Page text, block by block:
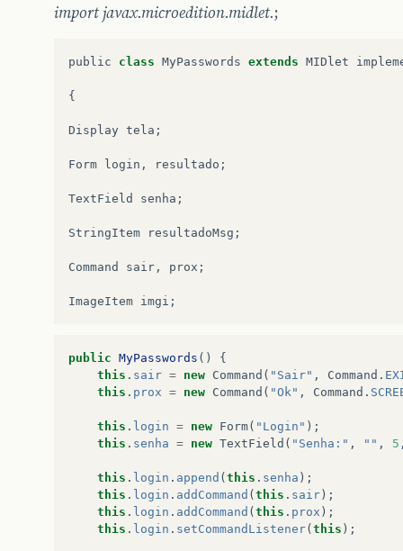
import javax.microedition.midlet.;
public class MyPasswords extends MIDlet
{
Display tela ;
Form login , resultado ;
TextField senha ;
StringItem resultadoMsg ;
Command sair , prox ;
ImageItem imgi ;
public MyPasswords ()
{
this . sair = new Command ( "Sair" , Command .
this . prox = new Command ( "Ok" , Command .
this . login = new Form( "Login" );
this . senha = new TextField ( "Senha:" , "" , 5
this . login . append ( this . senha );
this . login . addCommand ( this . sair );
this . login . addCommand ( this . prox );
this . login . setCommandListener( this );